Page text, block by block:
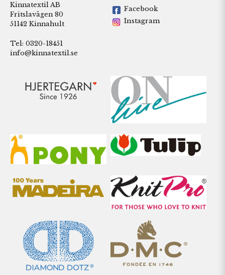
Kinnatextil AB
Fritslavägen 80
51142 Kinnahult
Tel: 0320-18451
info@kinnatextil.se
Facebook
Instagram